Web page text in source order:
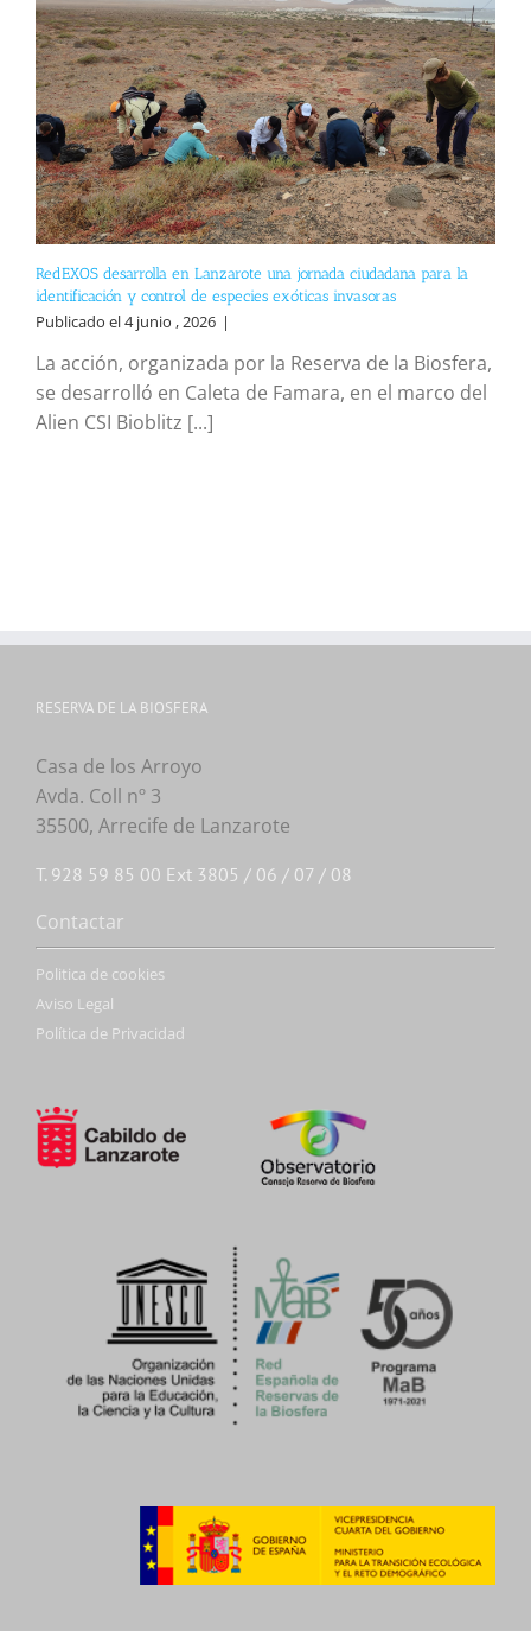
RedEXOS desarrolla en Lanzarote una jornada ciudadana para la
identificación y control de especies exóticas invasoras
Publicado el 4 junio , 2026 |
La acción, organizada por la Reserva de la Biosfera,
se desarrolló en Caleta de Famara, en el marco del
Alien CSI Bioblitz [...]
RESERVA DE LA BIOSFERA
Casa de los Arroyo
Avda. Coll nº 3
35500, Arrecife de Lanzarote
T. 928 59 85 00 Ext 3805 / 06 / 07 / 08
Contactar
Politica de cookies
Aviso Legal
Política de Privacidad